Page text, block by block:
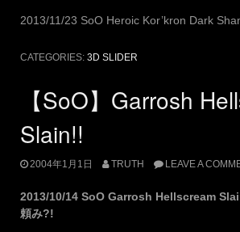
2013/11/23 SoO Heroic Kor’kron Dark
CATEGORIES: 3D SLIDER
【SoO】Garrosh
Slain!!
2004年1月1日 TRUTH LEAVE A
2013/10/14 SoO Garrosh Hellscream
頼み?!